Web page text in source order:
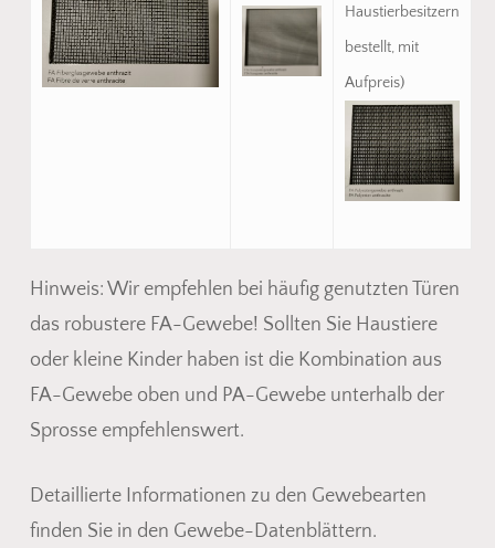
Haustierbesitzern
bestellt, mit
Aufpreis)
Hinweis: Wir empfehlen bei häufig genutzten Türen
das robustere FA-Gewebe! Sollten Sie Haustiere
oder kleine Kinder haben ist die Kombination aus
FA-Gewebe oben und PA-Gewebe unterhalb der
Sprosse empfehlenswert.
Detaillierte Informationen zu den Gewebearten
finden Sie in den Gewebe-Datenblättern.